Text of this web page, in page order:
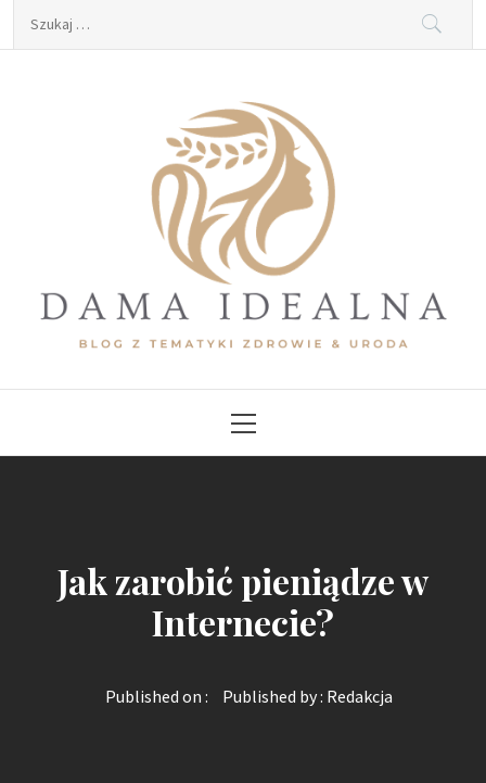
Szukaj:
Dama Idealna
Menu
Jak zarobić pieniądze w
Internecie?
Published on : Published by : Redakcja